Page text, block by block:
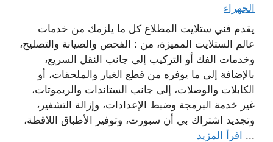
الجهراء
يقدم فني ستلايت المطلاع كل ما يلزمك من خدمات
عالم الستلايت المميزة، من : الفحص والصيانة والتصليح،
وخدمات الفك أو التركيب إلى جانب النقل السريع،
بالإضافة إلى ما يوفره من قطع الغيار والملحقات، أو
الكابلات والوصلات، إلى جانب الستاندات والريموتات،
غير خدمة البرمجة وضبط الإعدادات، وإزالة التشفير،
وتجديد اشتراك بي أن سبورت، وتوفير الأطباق اللاقطة،
... اقرأ المزيد